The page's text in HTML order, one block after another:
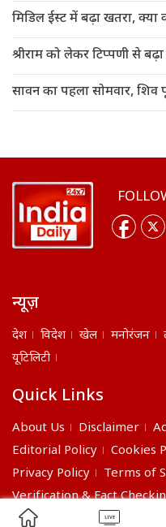
मिडिल ईस्ट में बढ़ा खतरा, क्या
श्रीराम को लेकर टिप्पणी से
सावन का पहला सोमवार,
न्यूज़
देश विदेश खेल मनोरंजन
यूटिलिटी
Quick Links
About Us Disclaimer
Editorial Policy
Cookies
Privacy Policy
Terms of
Verification & Fact